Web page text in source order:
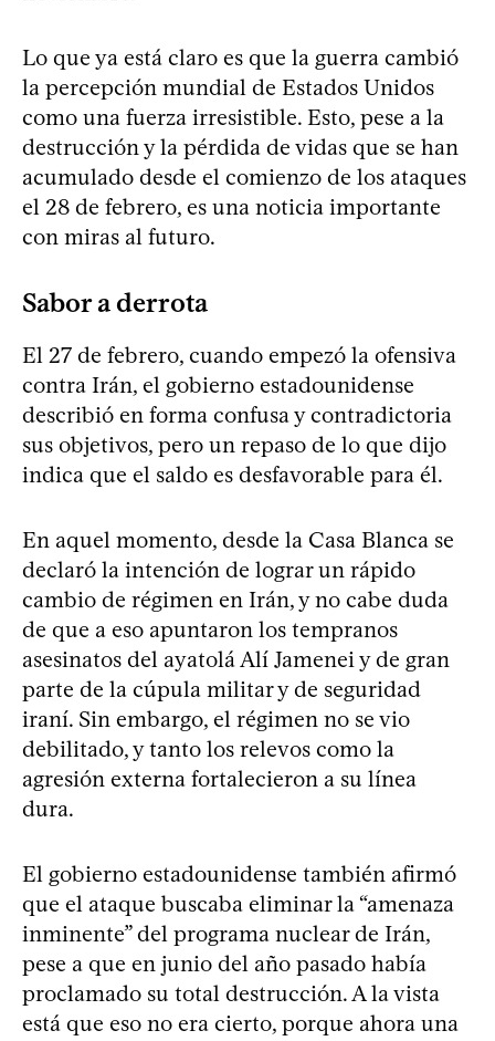
Lo que ya está claro es que la guerra cambió
la percepción mundial de Estados Unidos
como una fuerza irresistible. Esto, pese a la
destrucción y la pérdida de vidas que se han
acumulado desde el comienzo de los ataques
el 28 de febrero, es una noticia importante
con miras al futuro.
Sabor a derrota
El 27 de febrero, cuando empezó la ofensiva
contra Irán, el gobierno estadounidense
describió en forma confusa y contradictoria
sus objetivos, pero un repaso de lo que dijo
indica que el saldo es desfavorable para él.
En aquel momento, desde la Casa Blanca se
declaró la intención de lograr un rápido
cambio de régimen en Irán, y no cabe duda
de que a eso apuntaron los tempranos
asesinatos del ayatolá Alí Jamenei y de gran
parte de la cúpula militar y de seguridad
iraní. Sin embargo, el régimen no se vio
debilitado, y tanto los relevos como la
agresión externa fortalecieron a su línea
dura.
El gobierno estadounidense también afirmó
que el ataque buscaba eliminar la “amenaza
inminente” del programa nuclear de Irán,
pese a que en junio del año pasado había
proclamado su total destrucción. A la vista
está que eso no era cierto, porque ahora una